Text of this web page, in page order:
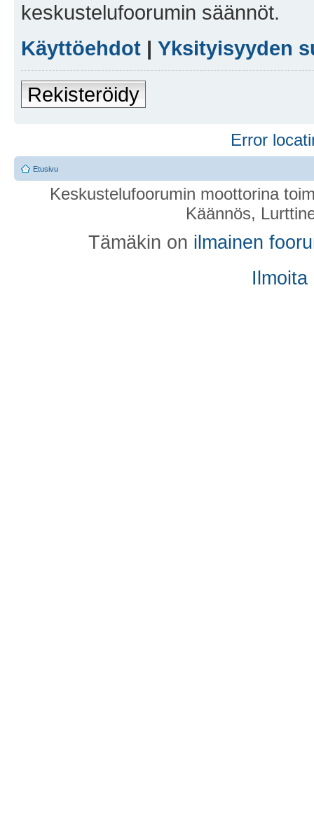
keskustelufoorumin säännöt.
Käyttöehdot | Yksityisyyden
Rekisteröidy
Error
Etusivu
Keskustelufoorumin moottorina
Käännös,
Tämäkin on ilmainen